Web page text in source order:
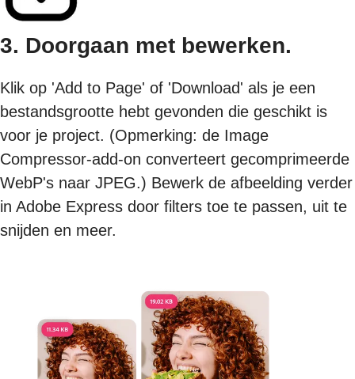
3. Doorgaan met bewerken.
Klik op 'Add to Page' of 'Download' als je een
bestandsgrootte hebt gevonden die geschikt is
voor je project. (Opmerking: de Image
Compressor-add-on converteert gecomprimeerde
WebP's naar JPEG.) Bewerk de afbeelding verder
in Adobe Express door filters toe te passen, uit te
snijden en meer.